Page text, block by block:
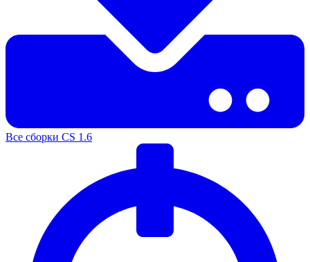
Все сборки CS 1.6